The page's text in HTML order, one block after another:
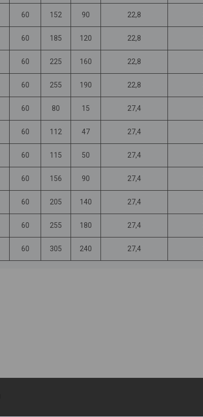
60 152 90 22,8
60 185 120 22,8
60 225 160 22,8
60 255 190 22,8
60 80 15 27,4
60 112 47 27,4
60 115 50 27,4
60 156 90 27,4
60 205 140 27,4
60 255 180 27,4
60 305 240 27,4